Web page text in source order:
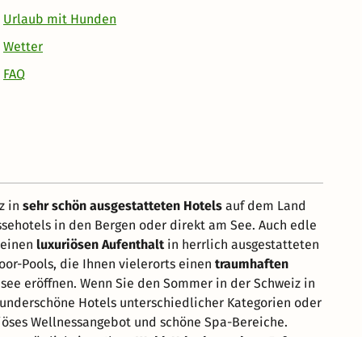
Urlaub mit Hunden
Wetter
FAQ
in sehr schön ausgestatteten Hotels auf dem Land
in den Bergen oder direkt am See. Auch edle
luxuriösen Aufenthaltin herrlich ausgestatteten
Pools, die Ihnen vielerorts einen traumhaften
eröffnen. Wenn Sie den Sommer in der Schweiz in
Hotels unterschiedlicher Kategorien oder
Wellnessangebot und schöne Spa-Bereiche.